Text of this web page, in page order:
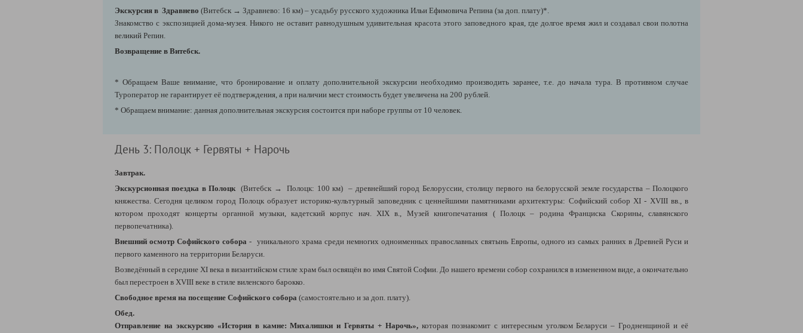
Экскурсия в Здравнево (Витебск → Здравнево: 16 км) – усадьбу русского художника Ильи Ефимовича Репина (за доп. плату)*.
Знакомство с экспозицией дома-музея. Никого не оставит равнодушным удивительная красота этого заповедного края, где долгое время жил и создавал свои полотна
великий Репин.
Возвращение в Витебск.
* Обращаем Ваше внимание, что бронирование и оплату дополнительной экскурсии необходимо производить заранее, т.е. до начала тура. В противном случае
Туроператор не гарантирует её подтверждения, а при наличии мест стоимость будет увеличена на 200 рублей.
* Обращаем внимание: данная дополнительная экскурсия состоится при наборе группы от 10 человек.
День 3: Полоцк + Гервяты + Нарочь
Завтрак.
Экскурсионная поездка в Полоцк(Витебск → Полоцк: 100 км) – древнейший город Белоруссии, столицу первого на белорусской земле государства – Полоцкого
княжества. Сегодня целиком город Полоцк образует историко-культурный заповедник с ценнейшими памятниками архитектуры: Софийский собор XI - XVIII вв., в
котором проходят концерты органной музыки, кадетский корпус нач. XIX в., Музей книгопечатания ( Полоцк – родина Франциска Скорины, славянского
первопечатника).
Внешний осмотр Софийского собора - уникального храма среди немногих одноименных православных святынь Европы, одного из самых ранних в Древней Руси и
первого каменного на территории Беларуси.
Возведённый в середине XI века в византийском стиле храм был освящён во имя Святой Софии. До нашего времени собор сохранился в измененном виде, а окончательно
был перестроен в XVIII веке в стиле виленского барокко.
Свободное время на посещение Софийского собора (самостоятельно и за доп. плату).
Обед.
Отправление на экскурсию«История в камне: Михалишки и Гервяты + Нарочь», которая познакомит с интересным уголком Беларуси – Гродненщиной и её